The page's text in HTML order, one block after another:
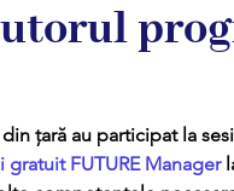
țară au participat la
FUTURE Manager